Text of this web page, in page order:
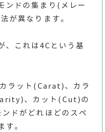
ンドの集まり(メレー
が異なります。
、これは4Cという基
ラット(Carat)、カラ
、カット(Cut)の
ドがどれほどのスペ
す。